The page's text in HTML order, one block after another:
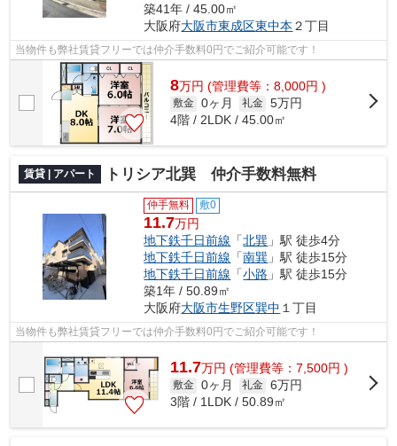
築41年 / 45.00㎡
大阪府大阪市東成区東中本 ２丁目
当物件も弊社賃貸フリーでは仲介手数料0円でご紹介可能です！
8万円 (管理費等：8,000円 )
敷金 0ヶ月 礼金 5万円
4階 / 2LDK / 45.00㎡
賃貸 | アパート トリシア北巽 仲介手数料無料
仲手無料 敷0
11.7万円
地下鉄千日前線 「北巽 」駅 徒歩4分
地下鉄千日前線 「南巽 」駅 徒歩15分
地下鉄千日前線 「小路 」駅 徒歩15分
築1年 / 50.89㎡
大阪府大阪市生野区巽中 １丁目
当物件も弊社賃貸フリーでは仲介手数料0円でご紹介可能です！
11.7万円 (管理費等：7,500円 )
敷金 0ヶ月 礼金 6万円
3階 / 1LDK / 50.89㎡